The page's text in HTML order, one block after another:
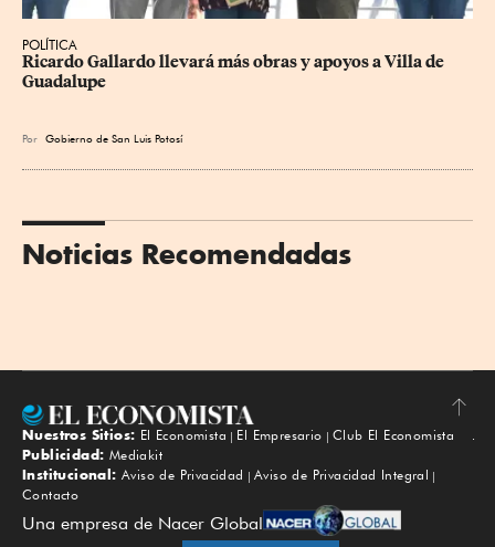
POLÍTICA
Ricardo Gallardo llevará más obras y apoyos a Villa de
Guadalupe
Por Gobierno de San Luis Potosí
Noticias Recomendadas
Subir
Nuestros Sitios: El Economista El Empresario
Club El Economista
Publicidad: Mediakit
Institucional: Aviso de Privacidad
Aviso de Privacidad Integral
Contacto
Una empresa de Nacer Global